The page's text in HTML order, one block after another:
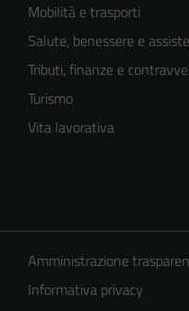
Mobilità e trasporti
Salute, benessere e
Tributi, finanze e
Turismo
Vita lavorativa
Amministrazione
Informativa privacy
Questi cookie